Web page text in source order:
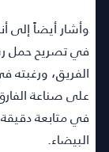
وأشار أيضاً إلى
في تصريح حمل
الفريق، ورغبته
على صناعة
في متابعة
البيضاء.